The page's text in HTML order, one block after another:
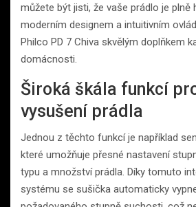
můžete být jisti, že vaše prádlo je plně
moderním designem a intuitivním
Philco PD 7 Chiva skvělým doplňkem
domácnosti.
Široká škála funkcí
vysušení prádla
Jednou z těchto funkcí je například
které umožňuje přesné nastavení
typu a množství prádla. Díky tomuto
systému se sušička automaticky